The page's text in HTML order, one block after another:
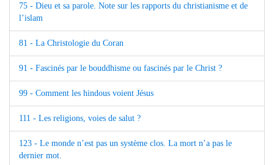
75 - Dieu et sa parole. Note sur les rapports du christianisme et de
l’islam
81 - La Christologie du Coran
91 - Fascinés par le bouddhisme ou fascinés par le Christ ?
99 - Comment les hindous voient Jésus
111 - Les religions, voies de salut ?
123 - Le monde n’est pas un système clos. La mort n’a pas le
dernier mot.